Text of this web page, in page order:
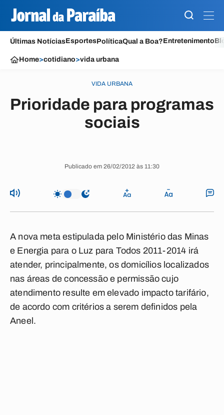
Últimas NotíciasEsportesPolíticaQual a Boa?Entretenimento
Home>cotidiano>vida urbana
VIDA URBANA
Prioridade para programas
sociais
Publicado em 26/02/2012 às 11:30
A nova meta estipulada pelo Ministério das Minas
e Energia para o Luz para Todos 2011-2014 irá
atender, principalmente, os domicílios localizados
nas áreas de concessão e permissão cujo
atendimento resulte em elevado impacto tarifário,
de acordo com critérios a serem definidos pela
Aneel.